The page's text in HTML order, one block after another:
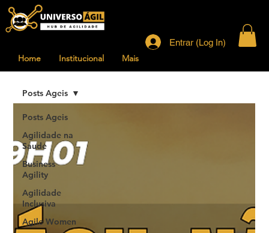
Home Institucional Mais
Entrar (Log In)
Posts Ageis
Agilidade na
Saude
Business
Agility
Agilidade
Inclusiva
Agile Women
Posts Ageis